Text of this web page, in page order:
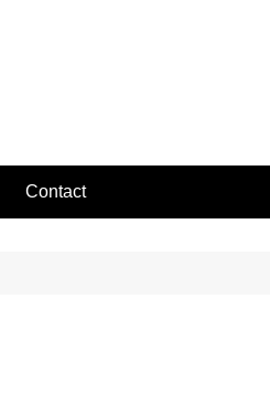
Contact